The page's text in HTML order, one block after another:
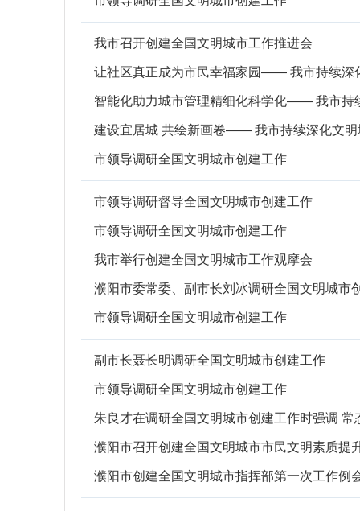
我市召开创建全国文明城市工作推进会
让社区真正成为市民幸福家园—— 我市持续深
智能化助力城市管理精细化科学化—— 我市持
建设宜居城 共绘新画卷—— 我市持续深化文明
市领导调研全国文明城市创建工作
市领导调研督导全国文明城市创建工作
市领导调研全国文明城市创建工作
我市举行创建全国文明城市工作观摩会
濮阳市委常委、副市长刘冰调研全国文明城市
市领导调研全国文明城市创建工作
副市长聂长明调研全国文明城市创建工作
市领导调研全国文明城市创建工作
朱良才在调研全国文明城市创建工作时强调
濮阳市召开创建全国文明城市市民文明素质提
濮阳市创建全国文明城市指挥部第一次工作例